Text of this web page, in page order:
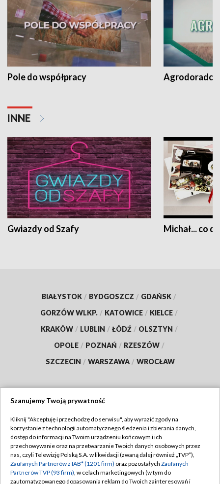
Pole do współpracy Agrodoradcy
INNE
Gwiazdy od Szafy Michał... co
BIAŁYSTOK / BYDGOSZCZ / GDAŃSK /
GORZÓW WLKP. / KATOWICE / KIELCE /
KRAKÓW / LUBLIN / ŁÓDŹ / OLSZTYN /
OPOLE / POZNAŃ / RZESZÓW /
SZCZECIN / WARSZAWA / WROCŁAW
TVP
Abonament TVP
Emisja w TVP
Centrum informacji TVP
Regulamin TVP
Polityka prywatności
Moje zgody
Szanujemy Twoją prywatność
Kliknij "Akceptuję i przechodzę do serwisu", aby wyrazić zgody na
korzystanie z technologii automatycznego śledzenia i zbierania danych,
dostęp do informacji na Twoim urządzeniu końcowym i ich
przechowywanie oraz na przetwarzanie Twoich danych osobowych przez
nas, czyli Telewizję Polską S.A. w likwidacji (zwaną dalej również „TVP”),
Zaufanych Partnerów z IAB* (1201 firm) oraz pozostałych Zaufanych
Partnerów TVP (93 firm), w celach marketingowych (w tym do
zautomatyzowanego dopasowania reklam do Twoich zainteresowań i